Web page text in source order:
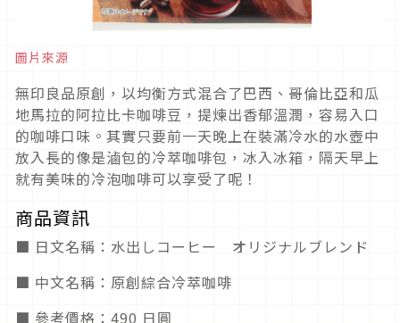
圖片來源
無印良品原創，以均衡方式混合了巴西、哥倫比亞和瓜
地馬拉的阿拉比卡咖啡豆，提煉出香郁溫潤，容易入口
的咖啡口味。其實只要前一天晚上在裝滿冷水的水壺中
放入長的像是滷包的冷萃咖啡包，冰入冰箱，隔天早上
就有美味的冷泡咖啡可以享受了呢！
商品資訊
■ 日文名稱：水出しコーヒー オリジナルブレンド
■ 中文名稱：原創綜合冷萃咖啡
■ 參考價格：490 日圓